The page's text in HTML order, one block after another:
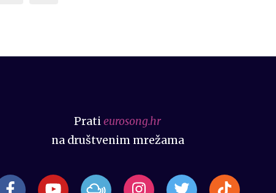
Pratieurosong.hr
na društvenim mrežama